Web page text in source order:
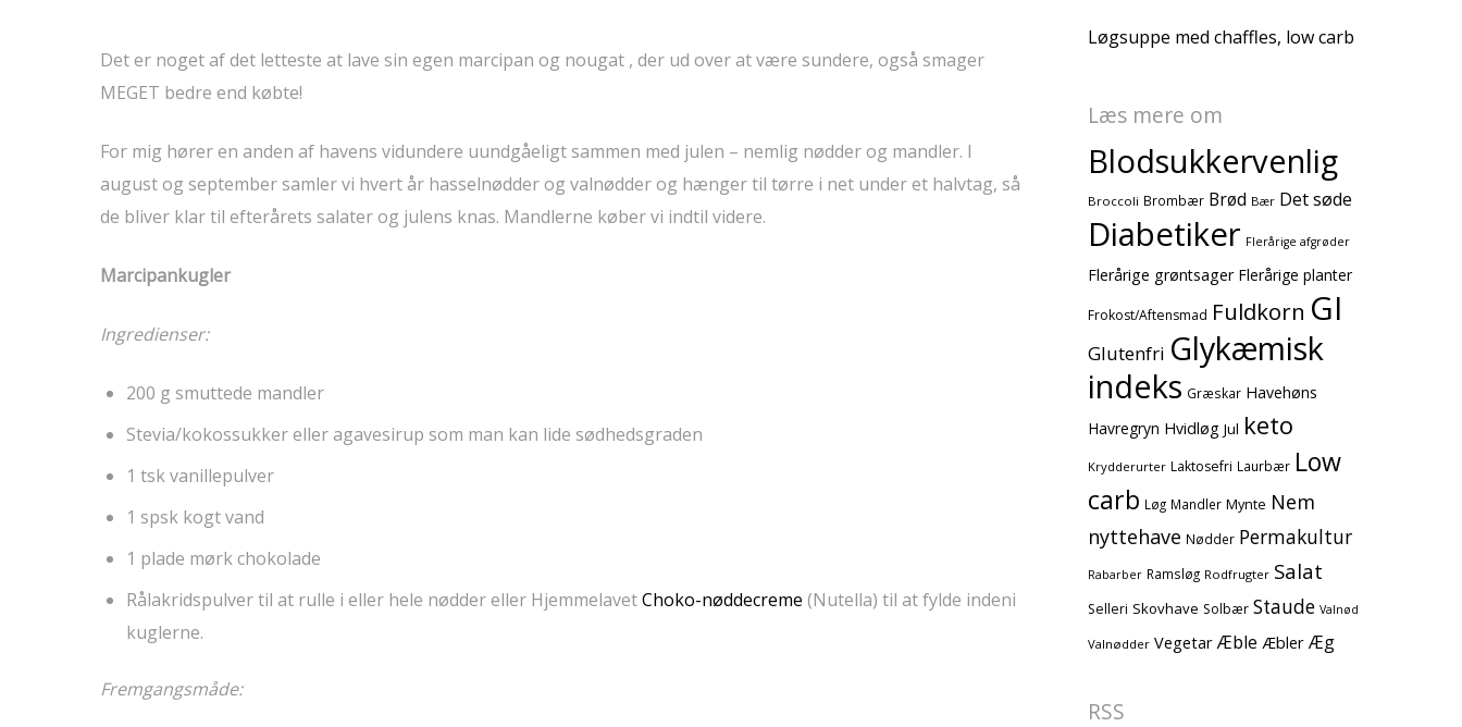
Det er noget af det letteste at lave sin egen marcipan og nougat , der ud over at være sundere, også smager
MEGET bedre end købte!
For mig hører en anden af havens vidundere uundgåeligt sammen med julen – nemlig nødder og mandler. I
august og september samler vi hvert år hasselnødder og valnødder og hænger til tørre i net under et halvtag, så
de bliver klar til efterårets salater og julens knas. Mandlerne køber vi indtil videre.
Marcipankugler
Ingredienser:
200 g smuttede mandler
Stevia/kokossukker eller agavesirup som man kan lide sødhedsgraden
1 tsk vanillepulver
1 spsk kogt vand
1 plade mørk chokolade
Rålakridspulver til at rulle i eller hele nødder eller HjemmelavetChoko-nøddecreme (Nutella) til at fylde indeni
kuglerne.
Fremgangsmåde:
Løgsuppe med chaffles, low carb
Læs mere om
Blodsukkervenlig
Broccoli Brombær Brød Bær Det søde
Diabetiker Flerårige afgrøder
Flerårige grøntsager Flerårige planter
Frokost/Aftensmad Fuldkorn GI
Glutenfri Glykæmisk
indeks Græskar Havehøns
Havregryn Hvidløg Jul keto
Krydderurter Laktosefri Laurbær Low
carb Løg Mandler Mynte Nem
nyttehave Nødder Permakultur
Rabarber Ramsløg Rodfrugter Salat
Selleri Skovhave Solbær Staude Valnød
Valnødder Vegetar Æble Æbler Æg
RSS